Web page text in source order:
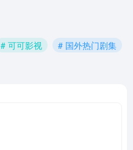
# 可可影视
# 国外热门剧集